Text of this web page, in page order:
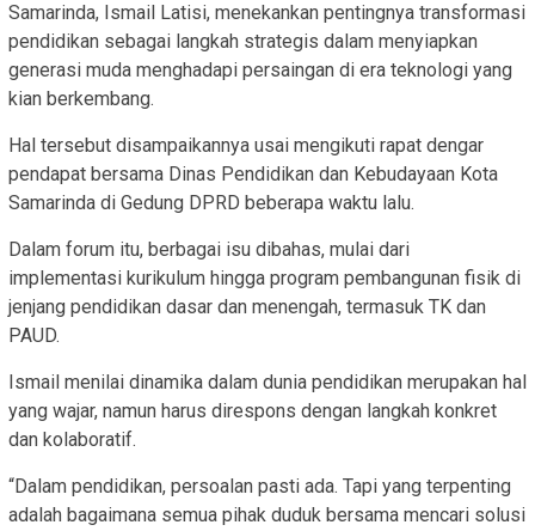
Samarinda, Ismail Latisi, menekankan pentingnya transformasi
pendidikan sebagai langkah strategis dalam menyiapkan
generasi muda menghadapi persaingan di era teknologi yang
kian berkembang.
Hal tersebut disampaikannya usai mengikuti rapat dengar
pendapat bersama Dinas Pendidikan dan Kebudayaan Kota
Samarinda di Gedung DPRD beberapa waktu lalu.
Dalam forum itu, berbagai isu dibahas, mulai dari
implementasi kurikulum hingga program pembangunan fisik di
jenjang pendidikan dasar dan menengah, termasuk TK dan
PAUD.
Ismail menilai dinamika dalam dunia pendidikan merupakan hal
yang wajar, namun harus direspons dengan langkah konkret
dan kolaboratif.
“Dalam pendidikan, persoalan pasti ada. Tapi yang terpenting
adalah bagaimana semua pihak duduk bersama mencari solusi